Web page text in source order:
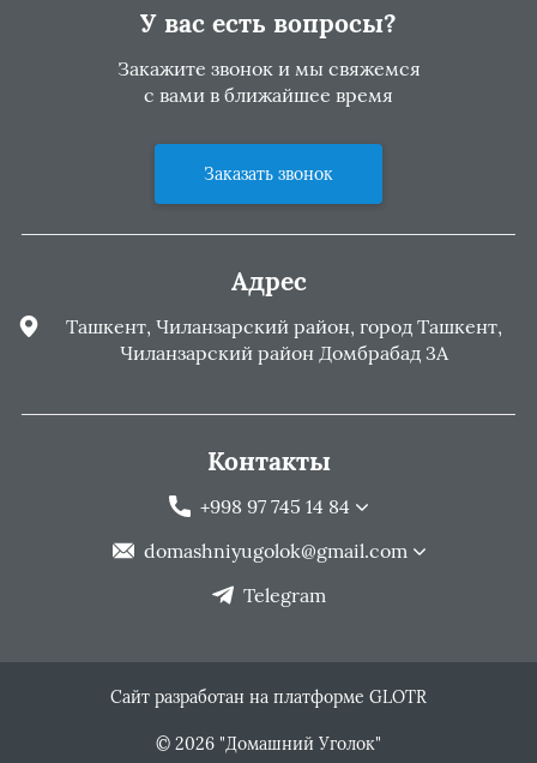
У вас есть вопросы?
Закажите звонок и мы свяжемся
с вами в ближайшее время
Заказать звонок
Адрес
Ташкент, Чиланзарский район, город Ташкент,
Чиланзарский район Домбрабад 3А
Контакты
+998 97 745 14 84
domashniyugolok@gmail.com
Telegram
Сайт разработан на платформе GLOTR
© 2026 "Домашний Уголок"